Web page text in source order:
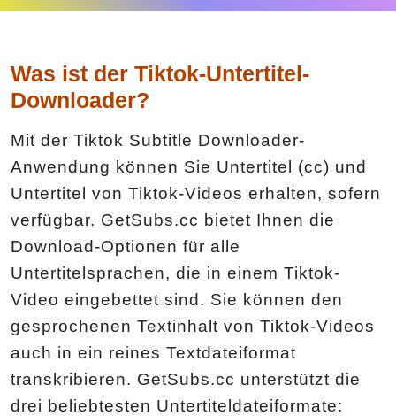
Was ist der Tiktok-Untertitel-
Downloader?
Mit der Tiktok Subtitle Downloader-
Anwendung können Sie Untertitel (cc) und
Untertitel von Tiktok-Videos erhalten, sofern
verfügbar. GetSubs.cc bietet Ihnen die
Download-Optionen für alle
Untertitelsprachen, die in einem Tiktok-
Video eingebettet sind. Sie können den
gesprochenen Textinhalt von Tiktok-Videos
auch in ein reines Textdateiformat
transkribieren. GetSubs.cc unterstützt die
drei beliebtesten Untertiteldateiformate: